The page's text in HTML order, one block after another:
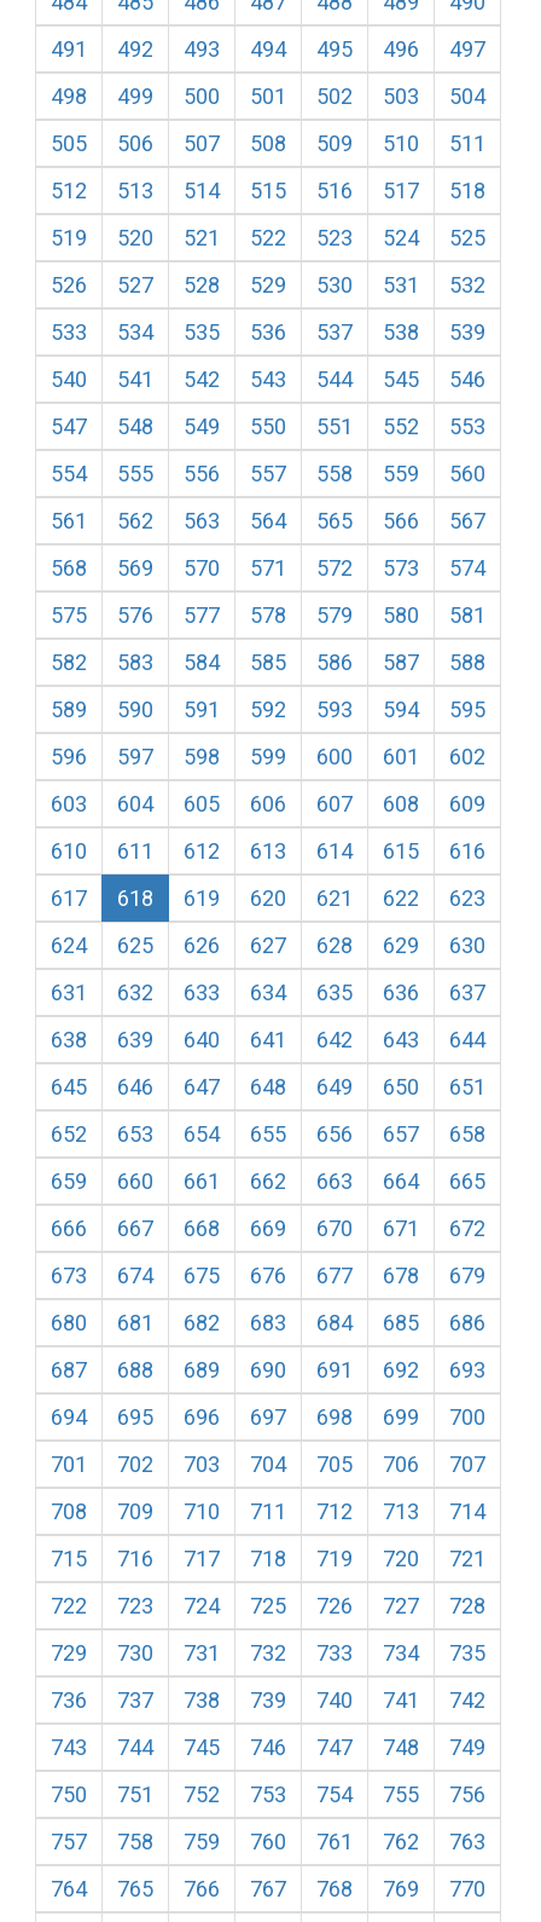
491
492 493 494 495 496
497
498
499 500 501 502 503
504
505
506 507 508 509 510
511
512
513 514 515 516 517
518
519
520 521 522 523 524
525
526
527 528 529 530 531
532
533
534 535 536 537 538
539
540
541 542 543 544 545
546
547
548 549 550 551 552
553
554
555 556 557 558 559
560
561
562 563 564 565 566
567
568
569 570 571 572 573
574
575
576 577 578 579 580
581
582
583 584 585 586 587
588
589
590 591 592 593 594
595
596
597 598 599 600 601
602
603
604 605 606 607 608
609
610
611 612 613 614 615
616
617
618 619 620 621 622
623
624
625 626 627 628 629
630
631
632 633 634 635 636
637
638
639 640 641 642 643
644
645
646 647 648 649 650
651
652
653 654 655 656 657
658
659
660 661 662 663 664
665
666
667 668 669 670 671
672
673
674 675 676 677 678
679
680
681 682 683 684 685
686
687
688 689 690 691 692
693
694
695 696 697 698 699
700
701
702 703 704 705 706
707
708
709 710 711 712 713
714
715
716 717 718 719 720
721
722
723 724 725 726 727
728
729
730 731 732 733 734
735
736
737 738 739 740 741
742
743
744 745 746 747 748
749
750
751 752 753 754 755
756
757
758 759 760 761 762
763
764
765 766 767 768 769
770